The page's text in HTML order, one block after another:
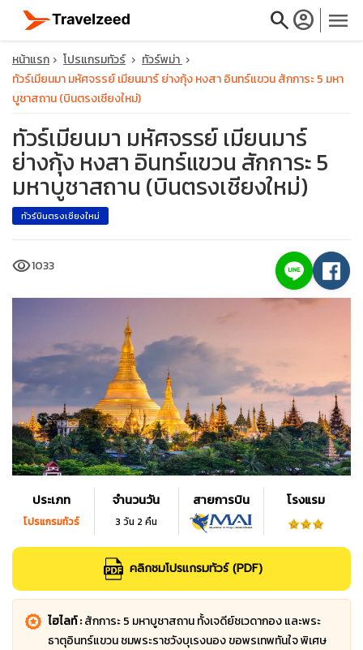
searchaccount_circle menu
travel_explore
หน้าแรก โปรแกรมทัวร์
ทัวร์พม่า
ทัวร์เมียนมา มหัศจรรย์ เมียนมาร์ ย่างกุ้ง หงสา อินทร์แขวน สักการะ 5 มหา
บูชาสถาน (บินตรงเชียงใหม่)
ทัวร์เมียนมา มหัศจรรย์ เมียนมาร์
ย่างกุ้ง หงสา อินทร์แขวน สักการะ 5
มหาบูชาสถาน (บินตรงเชียงใหม่)
ทัวร์บินตรงเชียงใหม่
visibility1033
ประเภท
โปรแกรมทัวร์
จำนวนวัน
3 วัน 2 คืน
สายการบิน โรงแรม
คลิกชมโปรแกรมทัวร์ (PDF)
ไฮไลท์ :สักการะ 5 มหาบูชาสถาน ทั้งเจดีย์ชเวดากอง และพระ
ธาตุอินทร์แขวน ชมพระราชวังบุเรงนอง ขอพรเทพทันใจ พิเศษ